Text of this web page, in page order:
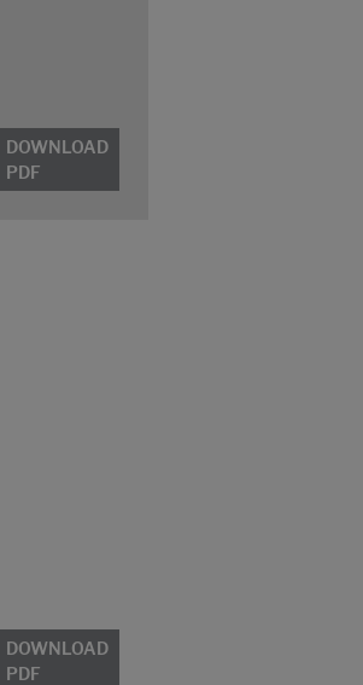
DOWNLOAD
PDF
DOWNLOAD
PDF